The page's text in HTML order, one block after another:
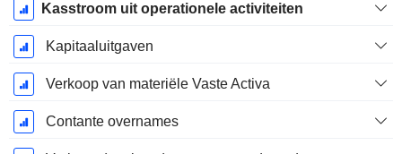
Kasstroom uit operationele activiteiten
Kapitaaluitgaven
Verkoop van materiële Vaste Activa
Contante overnames